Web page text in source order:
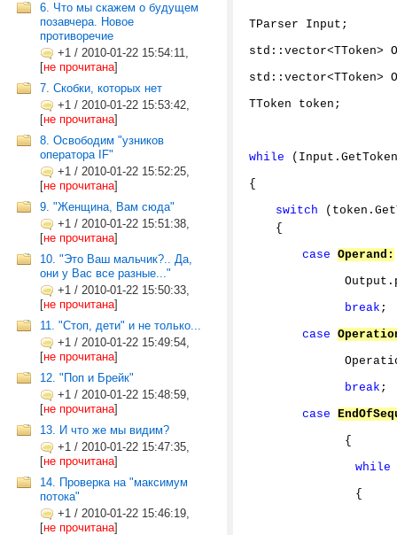
6. Что мы скажем о будущем
позавчера. Новое
противоречие
+1 / 2010-01-22 15:54:11,
[не прочитана]
7. Скобки, которых нет
+1 / 2010-01-22 15:53:42,
[не прочитана]
8. Освободим "узников
оператора IF"
+1 / 2010-01-22 15:52:25,
[не прочитана]
9. "Женщина, Вам сюда"
+1 / 2010-01-22 15:51:38,
[не прочитана]
10. "Это Ваш мальчик?.. Да,
они у Вас все разные..."
+1 / 2010-01-22 15:50:33,
[не прочитана]
11. "Стоп, дети" и не только...
+1 / 2010-01-22 15:49:54,
[не прочитана]
12. "Поп и Брейк"
+1 / 2010-01-22 15:48:59,
[не прочитана]
13. И что же мы видим?
+1 / 2010-01-22 15:47:35,
[не прочитана]
14. Проверка на "максимум
потока"
+1 / 2010-01-22 15:46:19,
[не прочитана]
TParser Input;
std::vector<TToken>
std::vector<TToken>
TToken token;
while
{
switch
{
case Operand:
break ;
case
break ;
case
{
while
{